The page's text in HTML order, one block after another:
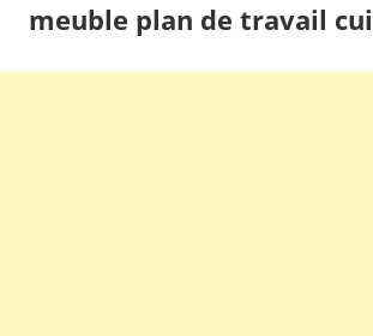
meuble plan de travail